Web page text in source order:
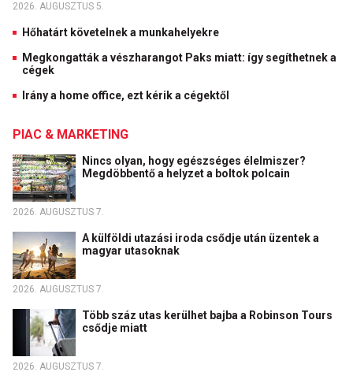
2026. AUGUSZTUS 5.
Hőhatárt követelnek a munkahelyekre
Megkongatták a vészharangot Paks miatt: így segíthetnek a
cégek
Irány a home office, ezt kérik a cégektől
PIAC & MARKETING
Nincs olyan, hogy egészséges élelmiszer?
Megdöbbentő a helyzet a boltok polcain
2026. AUGUSZTUS 7.
A külföldi utazási iroda csődje után üzentek a
magyar utasoknak
2026. AUGUSZTUS 7.
Több száz utas kerülhet bajba a Robinson Tours
csődje miatt
2026. AUGUSZTUS 7.